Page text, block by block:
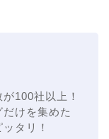
100社以上！
けを集めた
タリ！